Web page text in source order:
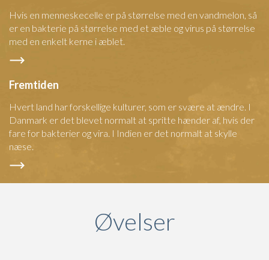
Hvis en menneskecelle er på størrelse med en vandmelon, så
er en bakterie på størrelse med et æble og virus på størrelse
med en enkelt kerne i æblet.
Fremtiden
Hvert land har forskellige kulturer, som er svære at ændre. I
Danmark er det blevet normalt at spritte hænder af, hvis der
fare for bakterier og vira. I Indien er det normalt at skylle
næse.
Øvelser